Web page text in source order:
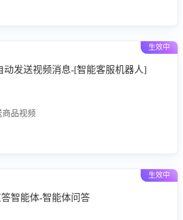
影音影像类目剧本，一键开启客服培训。
生效中
动发送视频消息-[智能客服机器人]
商品视频
生效中
智能体-智能体问答